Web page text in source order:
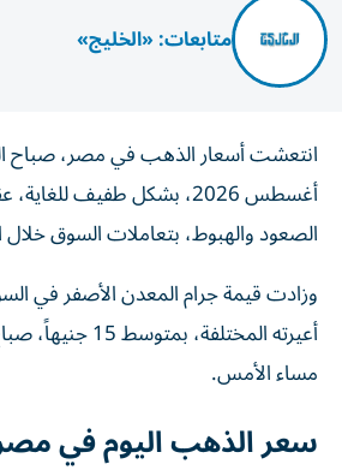
متابعات: «الخليج»
أغسطس 2026، بشكل طفيف
الصعود والهبوط، بتعاملات السوق
وزادت قيمة جرام المعدن الأصفر في
أعيرته المختلفة،
مساء الأمس.
سعر الذهب اليوم في